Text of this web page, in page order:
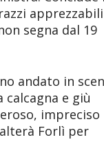
segna dal 19
andato in
e giù
impreciso
Forlì per